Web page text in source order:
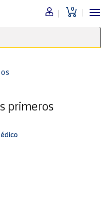
0
primeros